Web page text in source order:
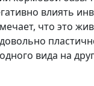
влиять
что это
вида на